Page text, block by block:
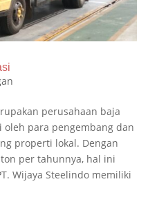
perusahaan baja
para pengembang dan
properti lokal. Dengan
per tahunnya, hal ini
Wijaya Steelindo memiliki